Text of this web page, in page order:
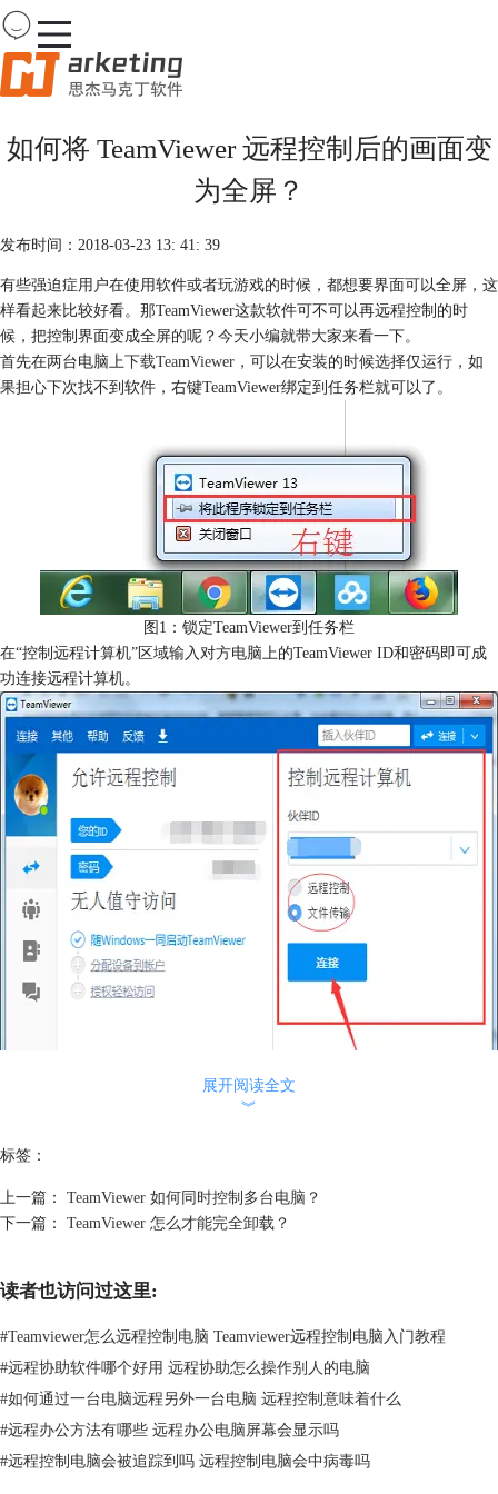
首页
购买
服务
如何将 TeamViewer 远程控制后的画面变
为全屏？
发布时间：2018-03-23 13: 41: 39
有些强迫症用户在使用软件或者玩游戏的时候，都想要界面可以全屏，这
样看起来比较好看。那TeamViewer这款软件可不可以再远程控制的时
候，把控制界面变成全屏的呢？今天小编就带大家来看一下。
首先在两台电脑上下载TeamViewer ，可以在安装的时候选择仅运行，如
果担心下次找不到软件，右键TeamViewer绑定到任务栏就可以了。
图1：锁定TeamViewer到任务栏
在“控制远程计算机”区域输入对方电脑上的TeamViewer ID和密码即可成
功连接远程计算机。
远程成功后，可以看到如图所示的画面。点击上方工具栏中的全屏化按
图4：点击查看中的全屏大按钮
如果本地计算机和远程计算机的分辨率不同，也会造成全屏窗口中图标的
变化，解决方法为调整为更佳匹配分辨率，参考：
分辨率？
展开阅读全文
︾
标签：
上一篇：
TeamViewer 如何同时控制多台电脑？
下一篇：
TeamViewer 怎么才能完全卸载？
读者也访问过这里:
#Teamviewer怎么远程控制电脑 Teamviewer远程控制电脑入门教程
#远程协助软件哪个好用 远程协助怎么操作别人的电脑
#如何通过一台电脑远程另外一台电脑 远程控制意味着什么
#远程办公方法有哪些 远程办公电脑屏幕会显示吗
#远程控制电脑会被追踪到吗 远程控制电脑会中病毒吗